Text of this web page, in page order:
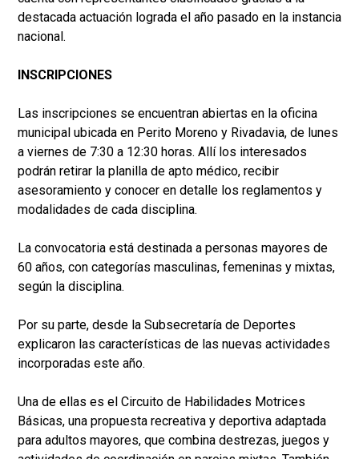
destacada actuación lograda el año pasado en la instancia
nacional.
INSCRIPCIONES
Las inscripciones se encuentran abiertas en la oficina
municipal ubicada en Perito Moreno y Rivadavia, de lunes
a viernes de 7:30 a 12:30 horas. Allí los interesados
podrán retirar la planilla de apto médico, recibir
asesoramiento y conocer en detalle los reglamentos y
modalidades de cada disciplina.
La convocatoria está destinada a personas mayores de
60 años, con categorías masculinas, femeninas y mixtas,
según la disciplina.
Por su parte, desde la Subsecretaría de Deportes
explicaron las características de las nuevas actividades
incorporadas este año.
Una de ellas es el Circuito de Habilidades Motrices
Básicas, una propuesta recreativa y deportiva adaptada
para adultos mayores, que combina destrezas, juegos y